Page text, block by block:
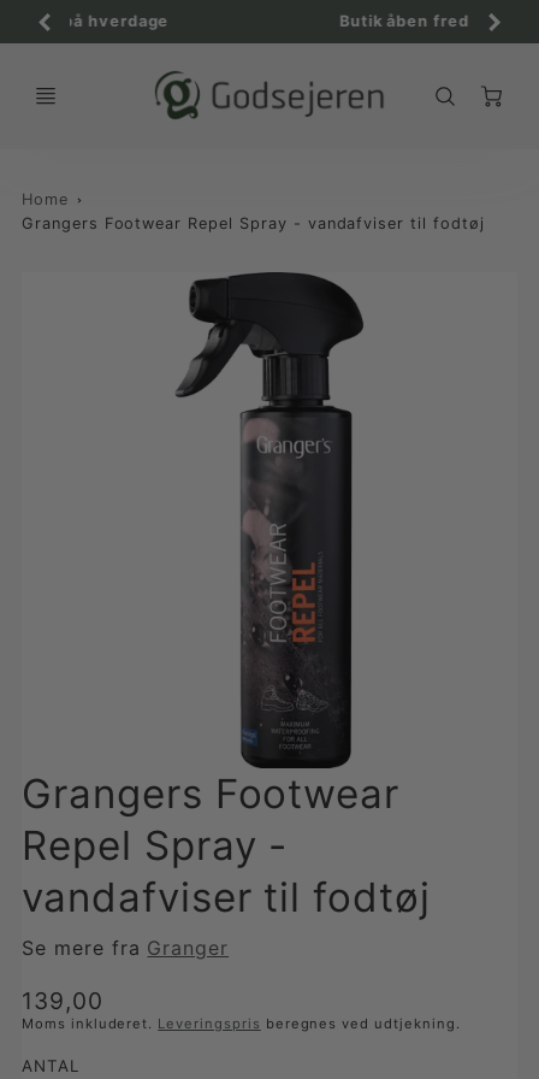
Butik åben fredag 12 til 18
Home
Grangers Footwear Repel Spray - vandafviser til fodtøj
Grangers Footwear
Repel Spray -
vandafviser til fodtøj
Se mere fra Granger
Translation
missing:
da-
139,00
Moms inkluderet. Leveringspris beregnes ved udtjekning.
ANTAL